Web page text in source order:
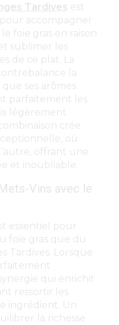
Tardives est
accompagner
foie gras en raison
sublimer les
de ce plat. La
la
ses arômes
parfaitement les
légèrement
crée
où
offrant une
et inoubliable.
Vins avec le
essentiel pour
foie gras que du
Tardives. Lorsque
qui enrichit
ressortir les
ingrédient. Un
la richesse